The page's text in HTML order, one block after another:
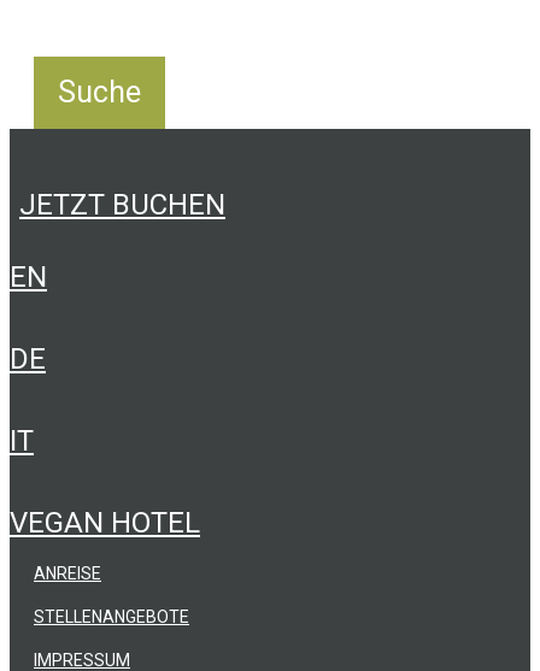
VEGAN HOTEL
ANREISE
STELLENANGEBOTE
IMPRESSUM
JETZT BUCHEN
EN
DE
IT